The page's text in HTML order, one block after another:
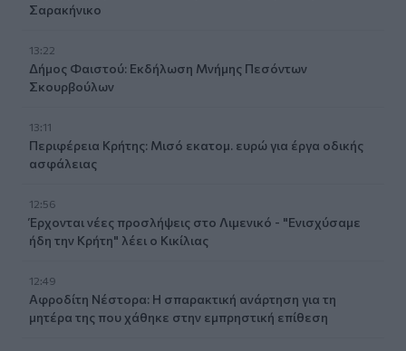
Σαρακήνικο
13:22
Δήμος Φαιστού: Εκδήλωση Μνήμης Πεσόντων
Σκουρβούλων
13:11
Περιφέρεια Κρήτης: Μισό εκατομ. ευρώ για έργα οδικής
ασφάλειας
12:56
Έρχονται νέες προσλήψεις στο Λιμενικό - "Ενισχύσαμε
ήδη την Κρήτη" λέει ο Κικίλιας
12:49
Αφροδίτη Νέστορα: Η σπαρακτική ανάρτηση για τη
μητέρα της που χάθηκε στην εμπρηστική επίθεση